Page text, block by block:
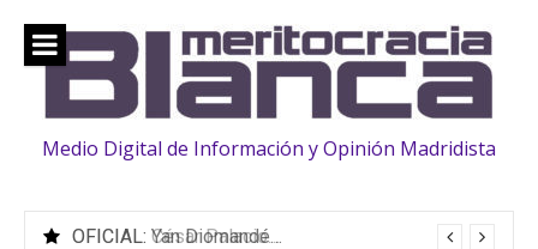
contenido
Medio Digital de Información y Opinión Madridista
OFICIAL: César Palacios, traspasado al Fulham